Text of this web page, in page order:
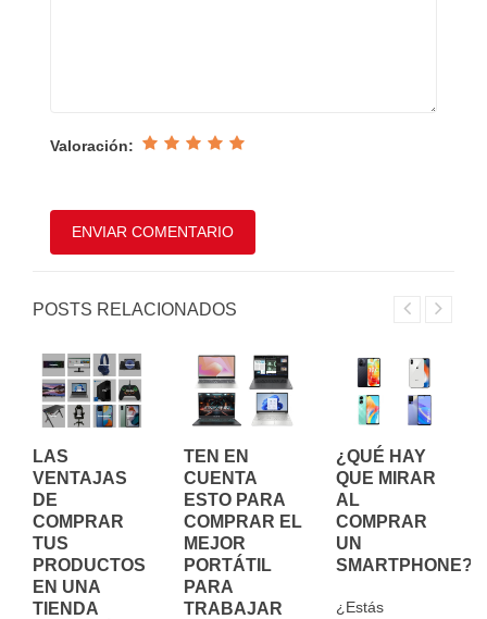
Valoración:
POSTS RELACIONADOS
LAS
VENTAJAS
DE
COMPRAR
TUS
PRODUCTOS
EN UNA
TIENDA
TEN EN
CUENTA
ESTO PARA
COMPRAR EL
MEJOR
PORTÁTIL
PARA
TRABAJAR
¿QUÉ HAY
QUE MIRAR
AL
COMPRAR
UN
SMARTPHONE?
¿Estás